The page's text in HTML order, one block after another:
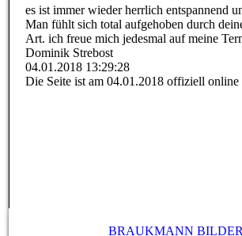
es ist immer wieder herrlich entspannend
Man fühlt sich total aufgehoben durch
Art. ich freue mich jedesmal auf meine
Dominik Strebost
04.01.2018 13:29:28
Die Seite ist am 04.01.2018 offiziell online
BRAUKMANN BILDER